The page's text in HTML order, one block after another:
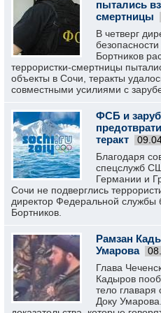
пытались
смертницы
В четверг
Бортников
террористки-смертницы
объекты в Сочи, теракты
совместными усилиями с
ФСБ и
теракт
Благодаря
спецслужб
Германии и
Сочи не подверглись
директор Федеральной службы
Бортников.
Рамзан
Умарова
Глава
Кадыров
тело главаря
Доку